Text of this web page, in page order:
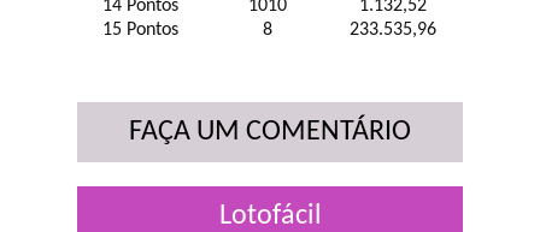
14 Pontos
1010
1.132,52
15 Pontos
8 233.535,96
FAÇA UM COMENTÁRIO
Lotofácil